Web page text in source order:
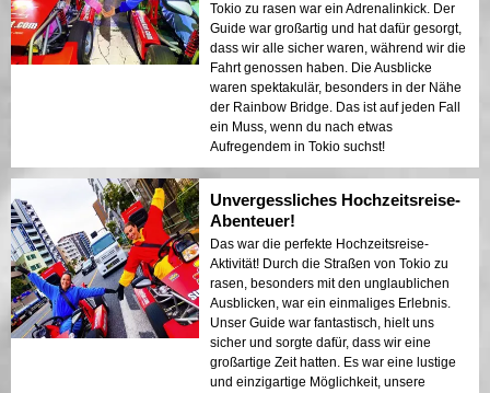
Tokio zu rasen war ein Adrenalinkick. Der
Guide war großartig und hat dafür gesorgt,
dass wir alle sicher waren, während wir die
Fahrt genossen haben. Die Ausblicke
waren spektakulär, besonders in der Nähe
der Rainbow Bridge. Das ist auf jeden Fall
ein Muss, wenn du nach etwas
Aufregendem in Tokio suchst!
Unvergessliches Hochzeitsreise-
Abenteuer!
Das war die perfekte Hochzeitsreise-
Aktivität! Durch die Straßen von Tokio zu
rasen, besonders mit den unglaublichen
Ausblicken, war ein einmaliges Erlebnis.
Unser Guide war fantastisch, hielt uns
sicher und sorgte dafür, dass wir eine
großartige Zeit hatten. Es war eine lustige
und einzigartige Möglichkeit, unsere